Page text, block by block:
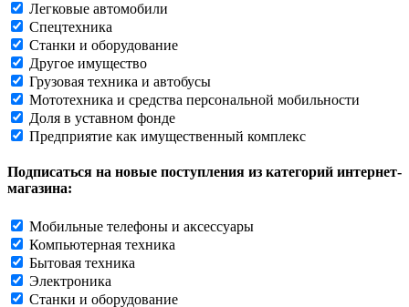
Легковые автомобили
Спецтехника
Станки и оборудование
Другое имущество
Грузовая техника и автобусы
Мототехника и средства персональной мобильности
Доля в уставном фонде
Предприятие как имущественный комплекс
Подписаться на новые поступления из категорий интернет-
магазина:
Мобильные телефоны и аксессуары
Компьютерная техника
Бытовая техника
Электроника
Станки и оборудование